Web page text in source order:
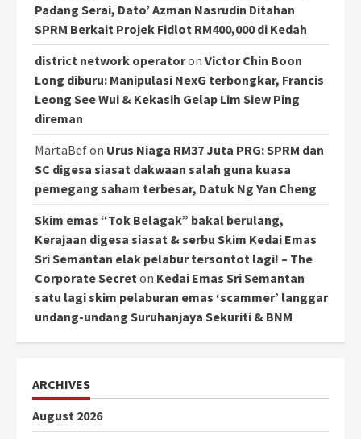
Padang Serai, Dato’ Azman Nasrudin Ditahan
SPRM Berkait Projek Fidlot RM400,000 di Kedah
district network operatoron Victor Chin Boon
Long diburu: Manipulasi NexG terbongkar, Francis
Leong See Wui & Kekasih Gelap Lim Siew Ping
direman
MartaBefon Urus Niaga RM37 Juta PRG: SPRM dan
SC digesa siasat dakwaan salah guna kuasa
pemegang saham terbesar, Datuk Ng Yan Cheng
Skim emas “Tok Belagak” bakal berulang,
Kerajaan digesa siasat & serbu Skim Kedai Emas
Sri Semantan elak pelabur tersontot lagi! – The
Corporate Secreton Kedai Emas Sri Semantan
satu lagi skim pelaburan emas ‘scammer’ langgar
undang-undang Suruhanjaya Sekuriti & BNM
ARCHIVES
August 2026